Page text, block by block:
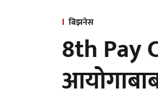
बिझनेस
8th Pay